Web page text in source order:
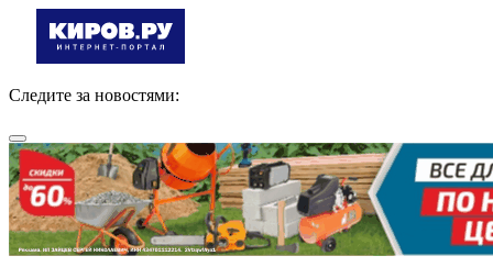
Следите за новостями: